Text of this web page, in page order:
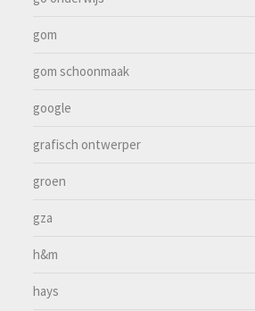
gom
gom schoonmaak
google
grafisch ontwerper
groen
gza
h&m
hays